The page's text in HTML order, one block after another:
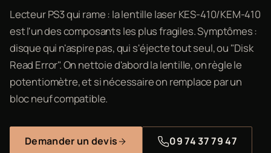
Lecteur PS3 qui rame : la lentille laser KES-410/KEM-410
est l'un des composants les plus fragiles. Symptômes :
disque qui n'aspire pas, qui s'éjecte tout seul, ou "Disk
Read Error". On nettoie d'abord la lentille, on règle le
potentiomètre, et si nécessaire on remplace par un
bloc neuf compatible.
Demander un devis 09 74 37 79 47